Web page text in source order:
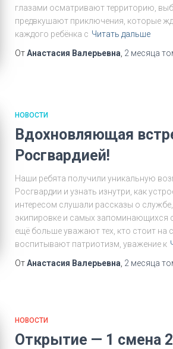
глазами осматривают территорию,
предвкушают приключения, которые
каждого ребёнка с Читать дальше
ОтАнастасия Валерьевна 2 месяца
НОВОСТИ
Вдохновляющая
Росгвардией!
Наши ребята получили уникальную
Росгвардии и узнать изнутри, как
интересом слушали рассказы о
экипировке и самых запоминающихся
ещё больше уважают тех, кто стоит на
воспитывают патриотизм, уважение к
ОтАнастасия Валерьевна 2 месяца
НОВОСТИ
Открытие — 1 смена